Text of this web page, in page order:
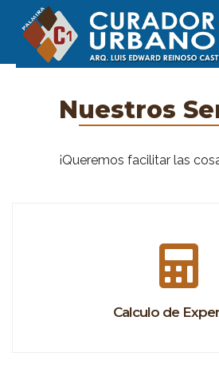
Nuestros
¡Queremos facilitar las
Calculo de